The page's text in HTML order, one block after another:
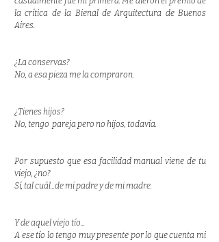
la crítica de la Bienal de Arquitectura de Buenos
Aires.
¿La conservas?
No, a esa pieza me la compraron.
¿Tienes hijos?
No, tengo pareja pero no hijos, todavía.
Por supuesto que esa facilidad manual viene de tu
viejo, ¿no?
Sí, tal cuál...de mi padre y de mi madre.
Y de aquel viejo tío...
A ese tío lo tengo muy presente por lo que cuenta mi